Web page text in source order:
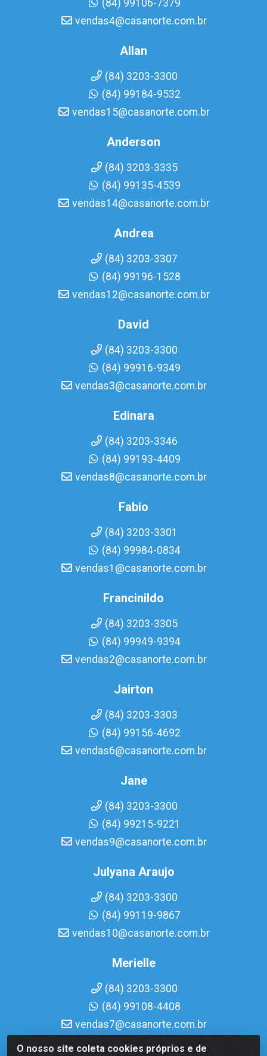
O nosso site coleta cookies próprios e de
(84) 99106-7379
vendas4@casanorte.com.br
Allan
(84) 3203-3300
(84) 99184-9532
vendas15@casanorte.com.br
Anderson
(84) 3203-3335
(84) 99135-4539
vendas14@casanorte.com.br
Andrea
(84) 3203-3307
(84) 99196-1528
vendas12@casanorte.com.br
David
(84) 3203-3300
(84) 99916-9349
vendas3@casanorte.com.br
Edinara
(84) 3203-3346
(84) 99193-4409
vendas8@casanorte.com.br
Fabio
(84) 3203-3301
(84) 99984-0834
vendas1@casanorte.com.br
Francinildo
(84) 3203-3305
(84) 99949-9394
vendas2@casanorte.com.br
Jairton
(84) 3203-3303
(84) 99156-4692
vendas6@casanorte.com.br
Jane
(84) 3203-3300
(84) 99215-9221
vendas9@casanorte.com.br
Julyana Araujo
(84) 3203-3300
(84) 99119-9867
vendas10@casanorte.com.br
Merielle
(84) 3203-3300
(84) 99108-4408
vendas7@casanorte.com.br